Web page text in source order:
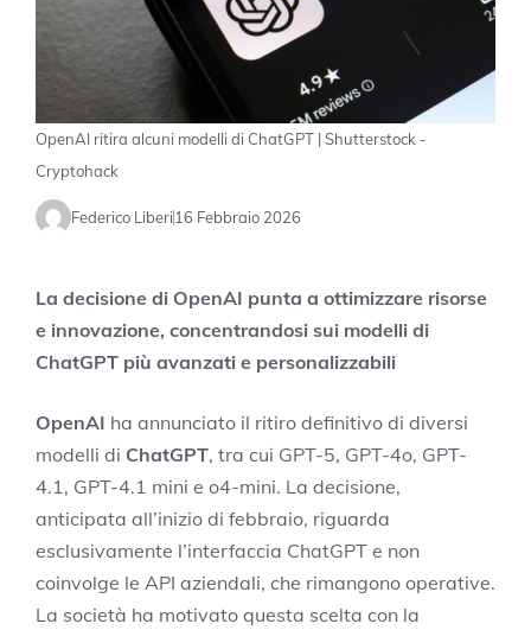
OpenAI ritira alcuni modelli di ChatGPT | Shutterstock -
Cryptohack
Federico Liberi16 Febbraio 2026
La decisione di OpenAI punta a ottimizzare risorse
e innovazione, concentrandosi sui modelli di
ChatGPT più avanzati e personalizzabili
OpenAI ha annunciato il ritiro definitivo di diversi
modelli di ChatGPT, tra cui GPT-5, GPT-4o, GPT-
4.1, GPT-4.1 mini e o4-mini. La decisione,
anticipata all’inizio di febbraio, riguarda
esclusivamente l’interfaccia ChatGPT e non
coinvolge le API aziendali, che rimangono operative.
La società ha motivato questa scelta con la